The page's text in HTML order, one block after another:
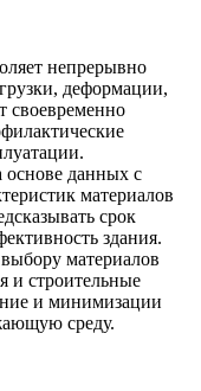
непрерывно
деформации,
своевременно
данных с
материалов
срок
здания.
материалов
и строительные
и минимизации
среду.